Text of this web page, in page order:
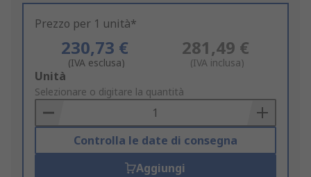
Prezzo per 1 unità*
230,73 €
(IVA esclusa)
281,49 €
(IVA inclusa)
Add
to
Basket
Unità
Selezionare o digitare la quantità
Controlla le date di consegna
Aggiungi